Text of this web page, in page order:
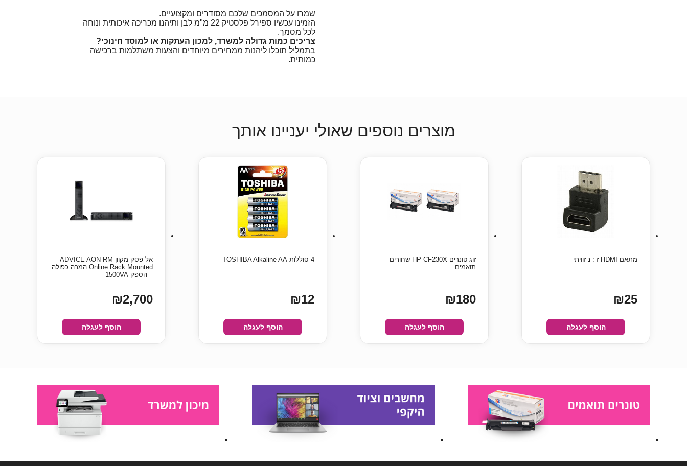
שמרו על המסמכים שלכם מסודרים ומקצועיים.
הזמינו עכשיו ספירל פלסטיק 22 מ"מ לבן ותיהנו מכריכה איכותית ונוחה
לכל מסמך.
צריכים כמות גדולה למשרד, למכון העתקות או למוסד חינוכי?
בתמליל תוכלו ליהנות ממחירים מיוחדים והצעות משתלמות ברכישה
כמותית.
מוצרים נוספים שאולי יעניינו אותך
מתאם HDMI ז : נ זוויתי
₪25
הוסף לעגלה
זוג טונרים HP CF230X שחורים
תואמים
₪180
הוסף לעגלה
4 סוללות TOSHIBA Alkaline AA
₪12
הוסף לעגלה
‏אל פסק מקוון ADVICE AON RM
Online Rack Mounted המרה כפולה
– הספק 1500VA
₪2,700
הוסף לעגלה